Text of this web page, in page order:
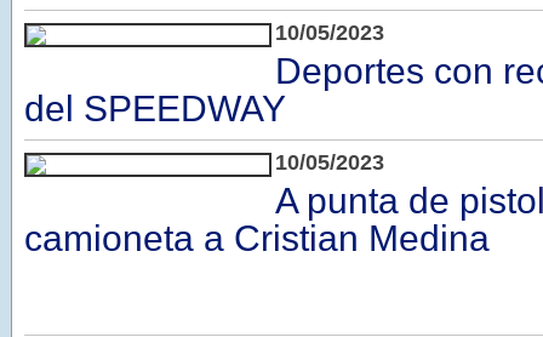
10/05/2023
Deportes con
del SPEEDWAY
10/05/2023
A punta de
camioneta a Cristian Medina